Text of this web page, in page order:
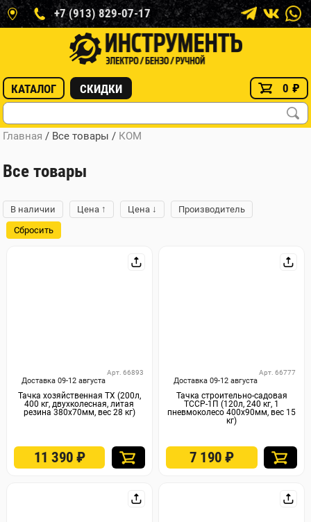
+7 (913) 829-07-17
КАТАЛОГ СКИДКИ 0 ₽
Главная / Все товары / КОМ
Все товары
В наличии Цена ↑ Цена ↓
Производитель
Сбросить
Доставка 09-12 августа
Арт. 66893
Тачка хозяйственная ТХ (200л,
400 кг, двухколесная, литая
резина 380х70мм, вес 28 кг)
11 390₽
Доставка 09-12 августа
Арт. 66777
Тачка строительно-садовая
ТССР-1П (120л, 240 кг, 1
пневмоколесо 400х90мм, вес 15
кг)
7 190₽